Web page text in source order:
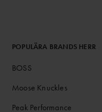
POPULÄRA BRANDS HERR
BOSS
Moose Knuckles
Peak Performance